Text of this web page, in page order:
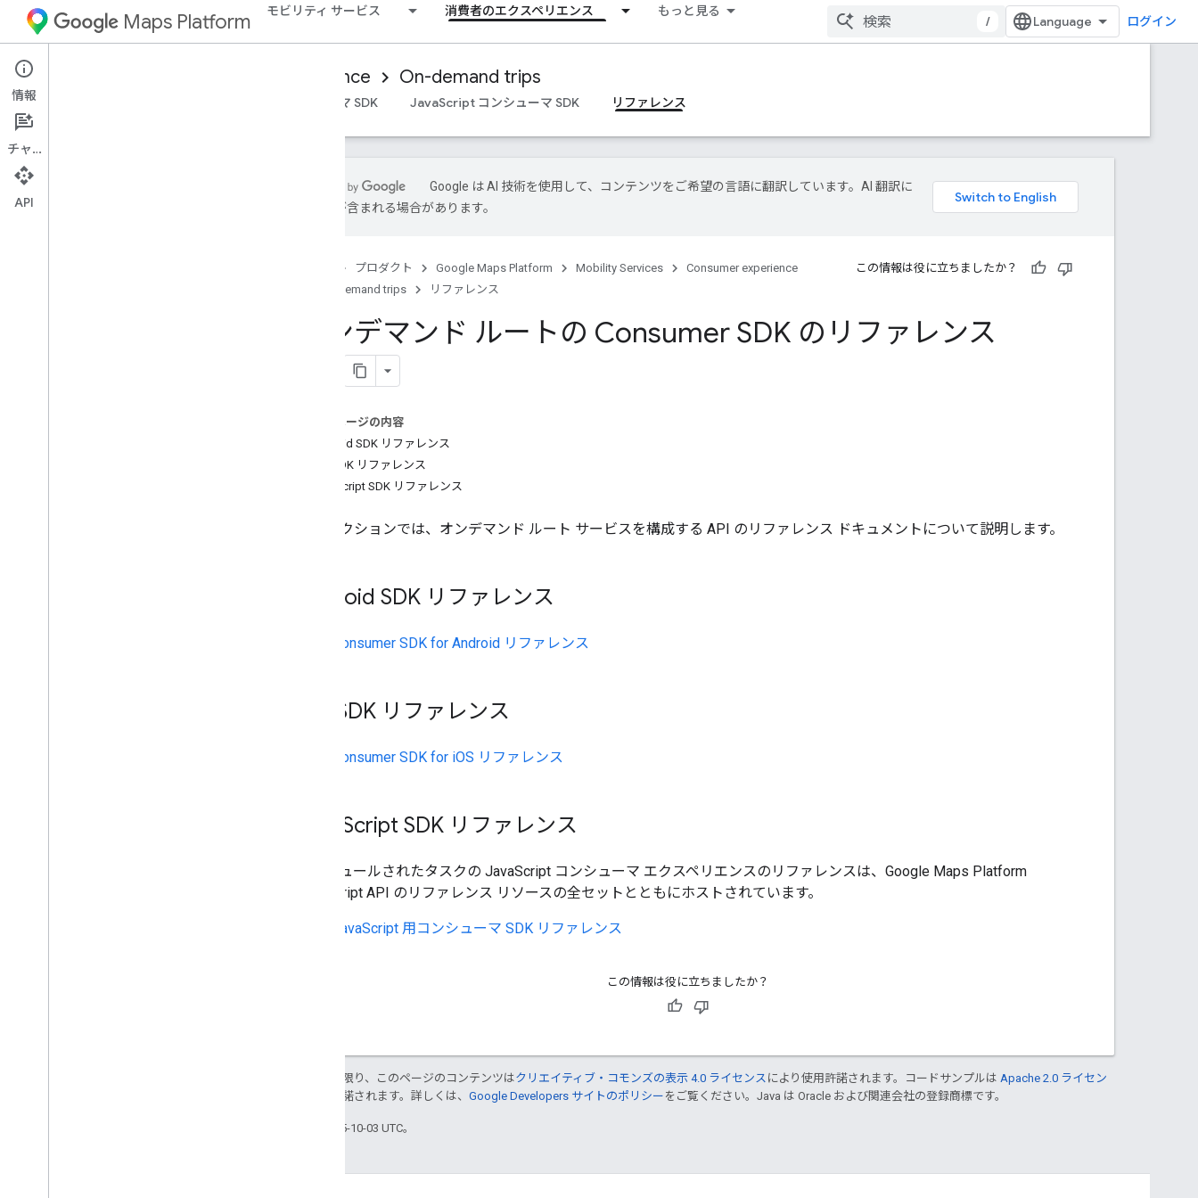
Maps Platform モビリティ サービス 消費者のエクスペリエンス もっと見る
/ ログイン
Mobility Services Consumer experience On-demand trips
概要 iOS コンシューマ SDK JavaScript コンシューマ SDK リファレンス
Google は AI 技術を使用して、コンテンツをご希望の言語に翻訳しています。AI 翻訳に
は誤りが含まれる場合があります。
プロダクト Google Maps Platform Mobility Services
Consumer experience
On-demand trips
リファレンス
この情報は役に立ちましたか？
オンデマンド ルートの Consumer SDK のリファレンス
このページの内容
Android SDK リファレンス
iOS SDK リファレンス
JavaScript SDK リファレンス
このセクションでは、オンデマンド ルート サービスを構成する API のリファレンス ドキュメントについて説明します。
Android SDK リファレンス
Consumer SDK for Android リファレンス
OS SDK リファレンス
Consumer SDK for iOS リファレンス
Script SDK リファレンス
スケジュールされたタスクの JavaScript コンシューマ エクスペリエンスのリファレンスは、Google Maps Platform
JavaScript API のリファレンス リソースの全セットとともにホストされています。
JavaScript 用コンシューマ SDK リファレンス
この情報は役に立ちましたか？
特に記載のない限り、このページのコンテンツはクリエイティブ・コモンズの表示 4.0 ライセンス により使用許諾されます。コードサンプルは Apache 2.0 ライセン
により使用許諾されます。詳しくは、 Google Developers サイトのポリシー をご覧ください。Java は Oracle および関連会社の登録商標です。
最終更新日 2025-10-03 UTC。
情報
チャット
API